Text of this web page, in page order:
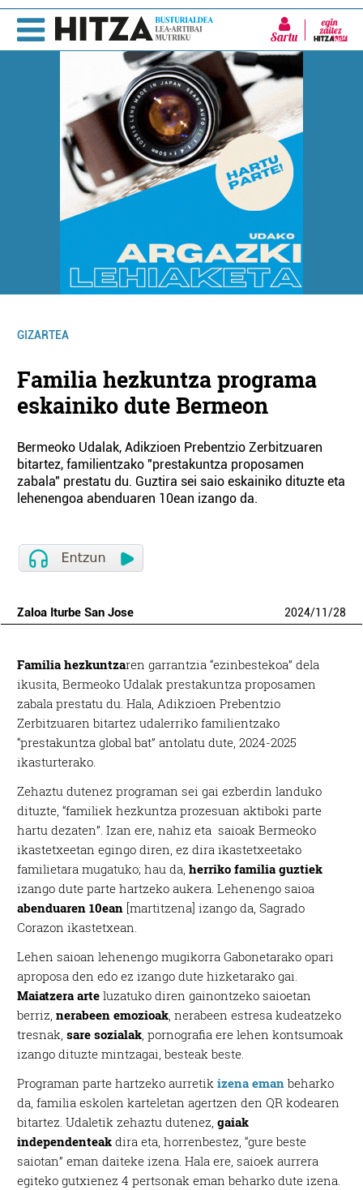
Sartu
GIZARTEA
Familia hezkuntza programa
eskainiko dute Bermeon
Bermeoko Udalak, Adikzioen Prebentzio Zerbitzuaren
bitartez, familientzako "prestakuntza proposamen
zabala" prestatu du. Guztira sei saio eskainiko dituzte eta
lehenengoa abenduaren 10ean izango da.
Zaloa Iturbe San Jose 2024/11/28
Familia hezkuntzaren garrantzia “ezinbestekoa” dela
ikusita, Bermeoko Udalak prestakuntza proposamen
zabala prestatu du. Hala, Adikzioen Prebentzio
Zerbitzuaren bitartez udalerriko familientzako
“prestakuntza global bat” antolatu dute, 2024-2025
ikasturterako.
Zehaztu dutenez programan sei gai ezberdin landuko
dituzte, “familiek hezkuntza prozesuan aktiboki parte
hartu dezaten”. Izan ere, nahiz eta saioak Bermeoko
ikastetxeetan egingo diren, ez dira ikastetxeetako
familietara mugatuko; hau da, herriko familia guztiek
izango dute parte hartzeko aukera. Lehenengo saioa
abenduaren 10ean [martitzena] izango da, Sagrado
Corazon ikastetxean.
Lehen saioan lehenengo mugikorra Gabonetarako opari
aproposa den edo ez izango dute hizketarako gai.
Maiatzera arte luzatuko diren gainontzeko saioetan
berriz,nerabeen emozioak, nerabeen estresa kudeatzeko
tresnak, sare sozialak, pornografia ere lehen kontsumoak
izango dituzte mintzagai, besteak beste.
Programan parte hartzeko aurretik izena eman beharko
da, familia eskolen karteletan agertzen den QR kodearen
bitartez. Udaletik zehaztu dutenez,gaiak
independenteak dira eta, horrenbestez, “gure beste
saiotan” eman daiteke izena. Hala ere, saioek aurrera
egiteko gutxienez 4 pertsonak eman beharko dute izena.